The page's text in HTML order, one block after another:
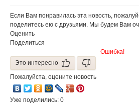
Если Вам понравилась эта новость,
поделитесь ею с друзьями. Мы будем Вам
Оценить
Поделиться
Ошибка!
Это интересно
Пожалуйста, оцените новость
Уже поделились: 0